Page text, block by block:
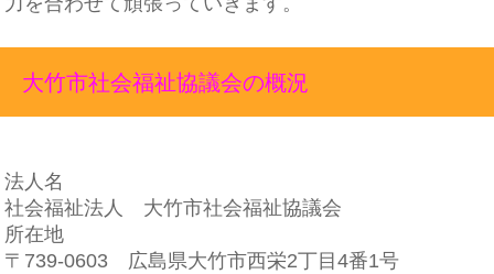
大竹市社会福祉協議会の概況
法人名
社会福祉法人 大竹市社会福祉協議会
所在地
〒739-0603 広島県大竹市西栄2丁目4番1号